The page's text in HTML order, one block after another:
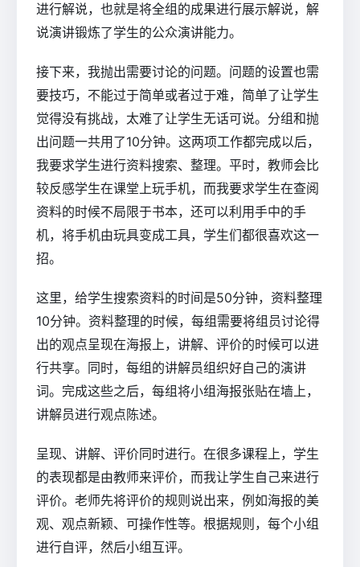
进行解说，也就是将全组的成果进行展示解说，解
说演讲锻炼了学生的公众演讲能力。
接下来，我抛出需要讨论的问题。问题的设置也需
要技巧，不能过于简单或者过于难，简单了让学生
觉得没有挑战，太难了让学生无话可说。分组和抛
出问题一共用了10分钟。这两项工作都完成以后，
我要求学生进行资料搜索、整理。平时，教师会比
较反感学生在课堂上玩手机，而我要求学生在查阅
资料的时候不局限于书本，还可以利用手中的手
机，将手机由玩具变成工具，学生们都很喜欢这一
招。
这里，给学生搜索资料的时间是50分钟，资料整理
10分钟。资料整理的时候，每组需要将组员讨论得
出的观点呈现在海报上，讲解、评价的时候可以进
行共享。同时，每组的讲解员组织好自己的演讲
词。完成这些之后，每组将小组海报张贴在墙上，
讲解员进行观点陈述。
呈现、讲解、评价同时进行。在很多课程上，学生
的表现都是由教师来评价，而我让学生自己来进行
评价。老师先将评价的规则说出来，例如海报的美
观、观点新颖、可操作性等。根据规则，每个小组
进行自评，然后小组互评。